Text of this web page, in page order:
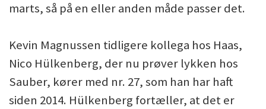
marts, så på en eller anden måde passer det.
Kevin Magnussen tidligere kollega hos Haas,
Nico Hülkenberg, der nu prøver lykken hos
Sauber, kører med nr. 27, som han har haft
siden 2014. Hülkenberg fortæller, at det er